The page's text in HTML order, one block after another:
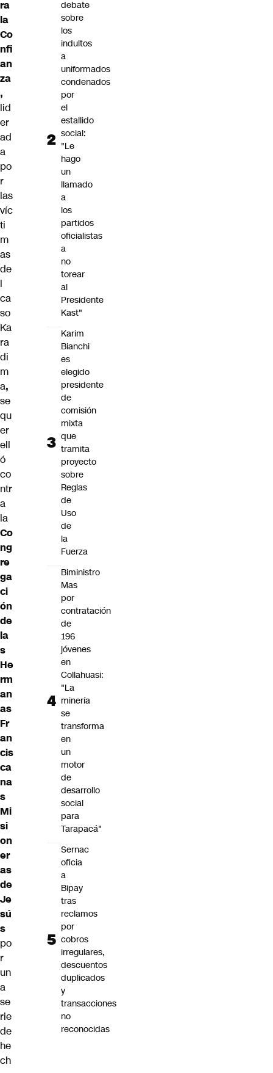
ra
la
Co
nfi
an
za
,
lid
er
ad
a
po
r
las
víc
ti
m
as
de
l
ca
so
Ka
ra
di
m
a,
se
qu
er
ell
ó
co
ntr
a
la
Co
ng
re
ga
ci
ón
de
la
s
He
rm
an
as
Fr
an
cis
ca
na
s
Mi
si
on
er
as
de
Je
sú
s
po
r
un
a
se
rie
de
he
ch
debate
sobre
los
indultos
a
uniformados
condenados
por
el
estallido
social:
"Le
hago
un
llamado
a
los
partidos
oficialistas
a
no
torear
al
Presidente
Kast"
Karim
Bianchi
es
elegido
presidente
de
comisión
mixta
que
tramita
proyecto
sobre
Reglas
de
Uso
de
la
Fuerza
Biministro
Mas
por
contratación
de
196
jóvenes
en
Collahuasi:
"La
minería
se
transforma
en
un
motor
de
desarrollo
social
para
Tarapacá"
Sernac
oficia
a
Bipay
tras
reclamos
por
cobros
irregulares,
descuentos
duplicados
y
transacciones
no
reconocidas